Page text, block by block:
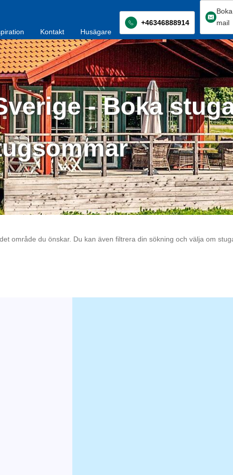
Kontakt Husägare
+46346888914
mail
- Boka
område du önskar. Du kan även filtrera din sökning och välja om